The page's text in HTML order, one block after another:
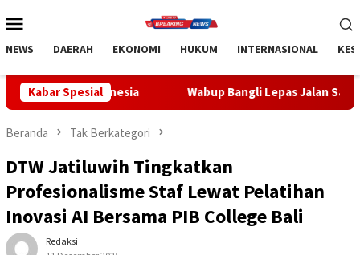
ke
Mobile
NEWS DAERAH EKONOMI HUKUM INTERNASIONAL
Kabar Spesial
Wabup Bangli Lepas Jalan Santai, Awali Rangkaian
Beranda Tak Berkategori
DTW Jatiluwih Tingkatkan
Profesionalisme Staf Lewat Pelatihan
Inovasi AI Bersama PIB College Bali
Redaksi